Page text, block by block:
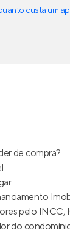
custa um
de compra?
pelo
do